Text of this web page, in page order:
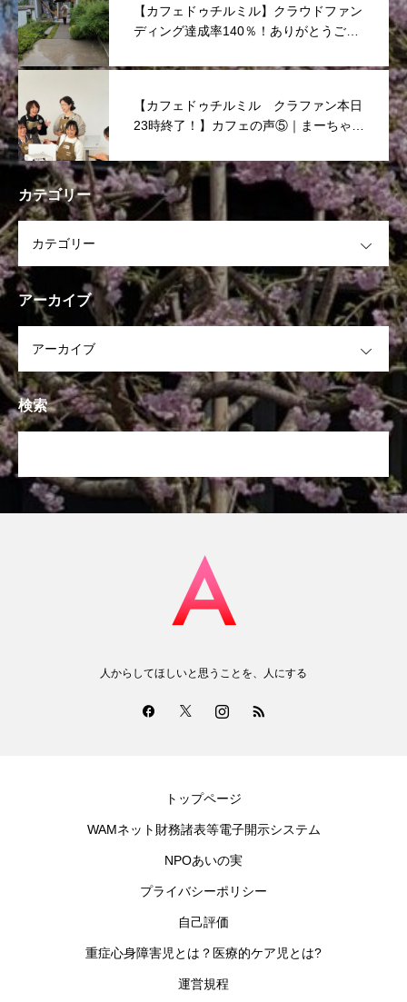
【カフェドゥチルミル】クラウドファン
ディング達成率140％！ありがとうござ
【カフェドゥチルミル クラファン本日
23時終了！】カフェの声⑤｜まーちゃん
カテゴリー
アーカイブ
検索
人からしてほしいと思うことを、人にする
トップページ
WAMネット財務諸表等電子開示システム
NPOあいの実
プライバシーポリシー
自己評価
重症心身障害児とは？医療的ケア児とは?
運営規程